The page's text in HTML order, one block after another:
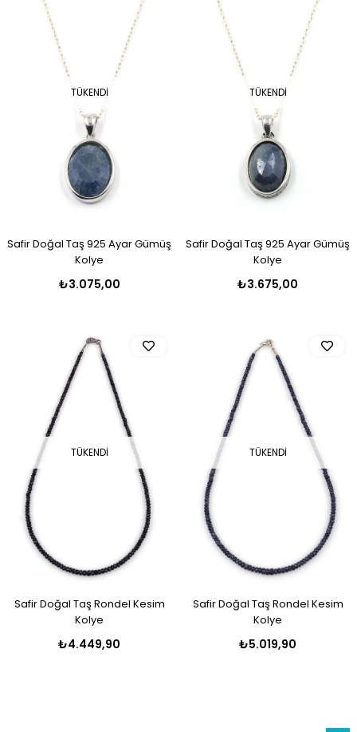
TÜKENDI
Safir Doğal Taş 925 Ayar Gümüş
Kolye
₺3.075,00
TÜKENDI
Safir Doğal Taş 925 Ayar Gümüş
Kolye
₺3.675,00
TÜKENDI
Safir Doğal Taş Rondel Kesim
Kolye
₺4.449,90
TÜKENDI
Safir Doğal Taş Rondel Kesim
Kolye
₺5.019,90